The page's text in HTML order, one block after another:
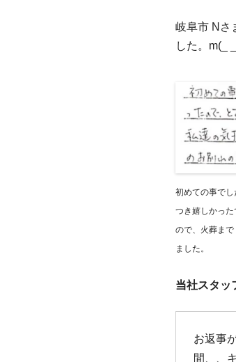
岐阜市 Nさ
した。m(_
初めての事で
つき嬉しかっ
ので、火葬ま
ました。
当社スタッ
お返事
間、、